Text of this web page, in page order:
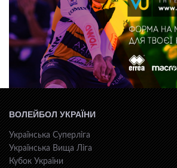
ВОЛЕЙБОЛ УКРАЇНИ
Українська Суперліга
Українська Вища Ліга
Кубок України